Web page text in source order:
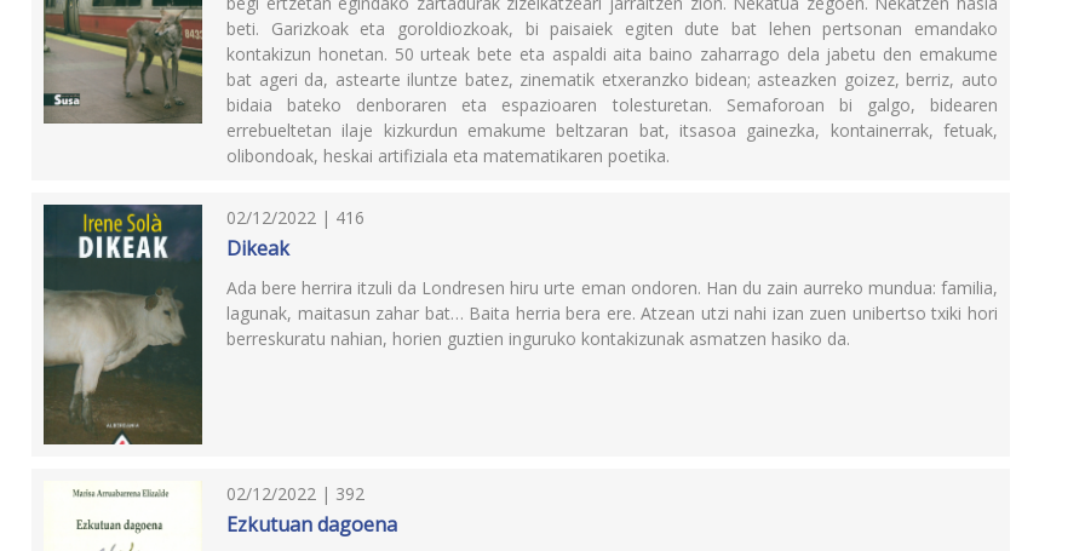
beti. Garizkoak eta goroldiozkoak, bi paisaiek egiten dute bat lehen pertsonan emandako
kontakizun honetan. 50 urteak bete eta aspaldi aita baino zaharrago dela jabetu den emakume
bat ageri da, astearte iluntze batez, zinematik etxeranzko bidean; asteazken goizez, berriz, auto
bidaia bateko denboraren eta espazioaren tolesturetan. Semaforoan bi galgo, bidearen
errebueltetan ilaje kizkurdun emakume beltzaran bat, itsasoa gainezka, kontainerrak, fetuak,
olibondoak, heskai artifiziala eta matematikaren poetika.
02/12/2022 | 416
Dikeak
Ada bere herrira itzuli da Londresen hiru urte eman ondoren. Han du zain aurreko mundua: familia,
lagunak, maitasun zahar bat… Baita herria bera ere. Atzean utzi nahi izan zuen unibertso txiki hori
berreskuratu nahian, horien guztien inguruko kontakizunak asmatzen hasiko da.
02/12/2022 | 392
Ezkutuan dagoena